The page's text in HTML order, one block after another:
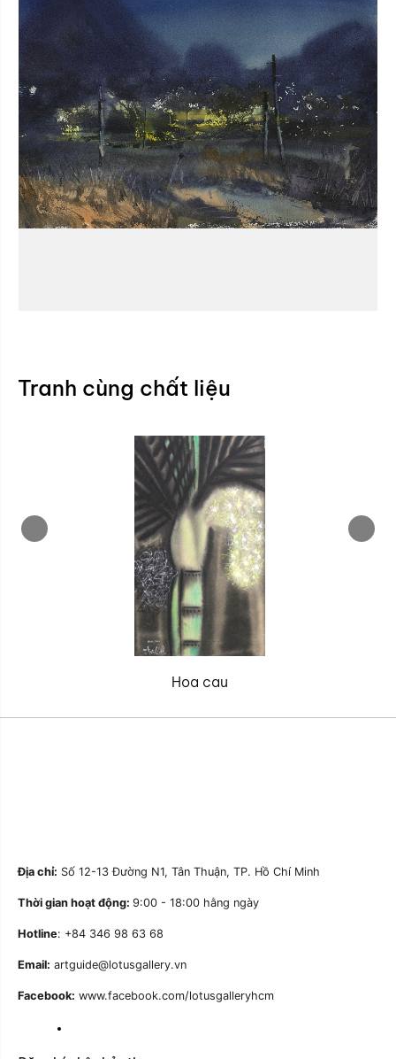
Tranh cùng chất liệu
Hoa cau
Địa chỉ: Số 12-13 Đường N1, Tân Thuận, TP. Hồ Chí Minh
Thời gian hoạt động: 9:00 - 18:00 hằng ngày
Hotline: +84 346 98 63 68
Email: artguide@lotusgallery.vn
Facebook: www.facebook.com/lotusgalleryhcm